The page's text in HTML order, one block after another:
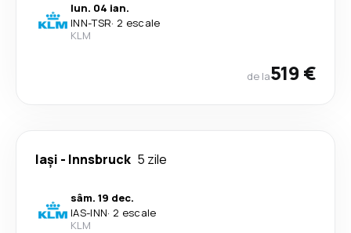
lun. 04 ian.
INN-TSR· 2 escale
KLM
de la519 €
Iași - Innsbruck 5 zile
sâm. 19 dec.
IAS-INN· 2 escale
KLM